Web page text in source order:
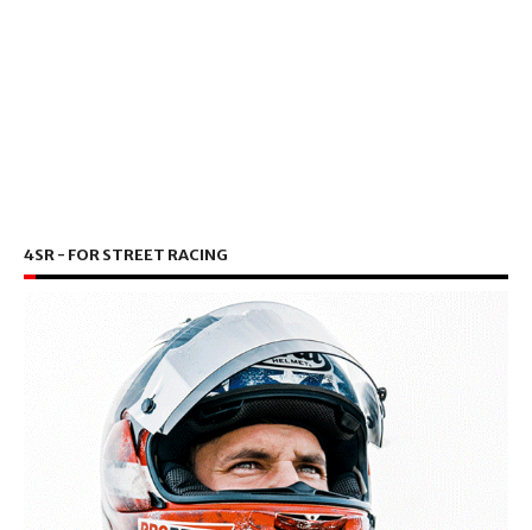
4SR - FOR STREET RACING